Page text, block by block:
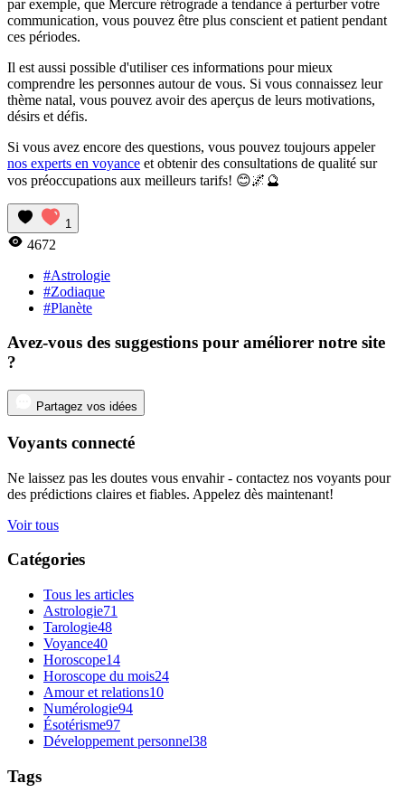
par exemple, que Mercure rétrograde a tendance à perturber votre
communication, vous pouvez être plus conscient et patient pendant
ces périodes.
Il est aussi possible d'utiliser ces informations pour mieux
comprendre les personnes autour de vous. Si vous connaissez leur
thème natal, vous pouvez avoir des aperçus de leurs motivations,
désirs et défis.
Si vous avez encore des questions, vous pouvez toujours appeler
nos experts en voyance et obtenir des consultations de qualité sur
vos préoccupations aux meilleurs tarifs! 😊🌌🔮
1
4672
#Astrologie
#Zodiaque
#Planète
Avez-vous des suggestions pour améliorer notre site
?
Partagez vos idées
Voyants connecté
Ne laissez pas les doutes vous envahir - contactez nos voyants pour
des prédictions claires et fiables. Appelez dès maintenant!
Voir tous
Catégories
Tous les articles
Astrologie71
Tarologie48
Voyance40
Horoscope14
Horoscope du mois24
Amour et relations10
Numérologie94
Ésotérisme97
Développement personnel38
Tags